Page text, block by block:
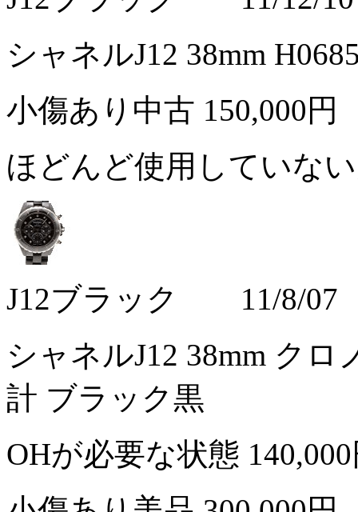
シャネルJ12 38mm
小傷あり中古 150,000円
ほどんど使用していな
J12ブラック 11/8/07
シャネルJ12 38mm クロ
計 ブラック黒
OHが必要な状態